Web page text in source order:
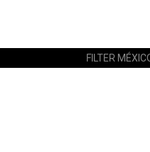
FILTER